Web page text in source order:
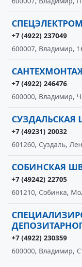
+7 (4922) 237049
600007, Владимир,
+7 (4922) 246476
600000, Владимир,
СУЗДАЛЬСКАЯ
+7 (49231) 20032
601260, Суздаль,
СОБИНСКАЯ
+7 (49242) 22705
601210, Собинка,
+7 (4922) 230359
600000, Владимир,